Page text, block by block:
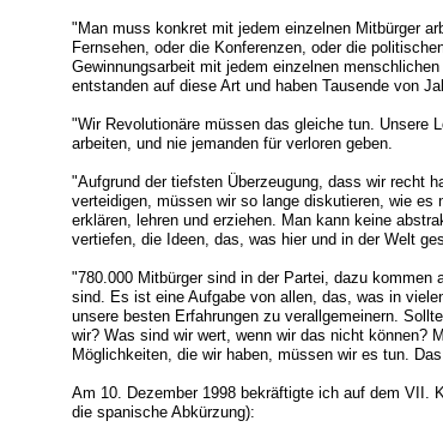
"Man muss konkret mit jedem einzelnen Mitbürger
Fernsehen, oder die Konferenzen, oder die
Gewinnungsarbeit mit jedem einzelnen
entstanden auf diese Art und haben Tausende von
"Wir Revolutionäre müssen das gleiche tun. Unsere
arbeiten, und nie jemanden für verloren geben.
"Aufgrund der tiefsten Überzeugung, dass wir recht
verteidigen, müssen wir so lange diskutieren, wie
erklären, lehren und erziehen. Man kann keine
vertiefen, die Ideen, das, was hier und in der Welt
"780.000 Mitbürger sind in der Partei, dazu kommen
sind. Es ist eine Aufgabe von allen, das, was in
unsere besten Erfahrungen zu verallgemeinern.
wir? Was sind wir wert, wenn wir das nicht können?
Möglichkeiten, die wir haben, müssen wir es tun.
Am 10. Dezember 1998 bekräftigte ich auf dem VII.
die spanische Abkürzung):